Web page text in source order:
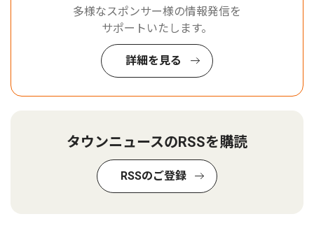
多様なスポンサー様の情報発信を
サポートいたします。
詳細を見る
タウンニュースのRSSを購読
RSSのご登録